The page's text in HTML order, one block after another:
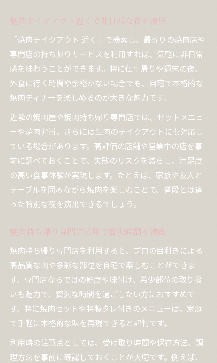
焼肉テイクアウト近くでコスパを比較する
方法
焼肉弁当テイクアウトでコスパと満足を両
立
焼肉テイクアウトで無駄なく美味しさを手
に入れる
家族や友人と過ごす焼肉テイクアウト体験
焼肉テイクアウトで家族団らんの食卓を演
出
焼肉持ち帰り専門店活用で友人との集いを
満喫
焼肉テイクアウト近くで仲間と盛り上がる
秘訣
焼肉弁当テイクアウトで笑顔あふれる団ら
焼肉テイクアウトで忘れられない思い出作
り
焼肉テイクアウト近くで非日常な夜を演出
「焼肉テイクアウト 近く」で検索し、最寄りの焼肉店や
専門店の持ち帰りサービスを利用すれば、気軽に非日常
感を味わうことができます。特に仕事帰りや週末の夜、
外食に行く時間や余裕がない場合でも、自宅で本格的な
焼肉ディナーを楽しめるのが大きな魅力です。
近隣の焼肉屋や焼肉持ち帰り専門店では、セットメニュ
ーや焼肉弁当、さらには生肉のテイクアウトにも対応し
ている場合があります。高評価の店舗や営業中の店を事
前に調べておくことで、失敗のリスクを減らし、満足度
の高い食事体験が実現します。たとえば、家族や友人と
テーブルを囲みながら焼肉を楽しむことで、普段とは違
った特別な夜を演出できるでしょう。
焼肉持ち帰り専門店活用で贅沢時間を満喫
焼肉持ち帰り専門店を利用すると、プロの目利きによる
高品質な肉や多彩な部位を自宅で楽しむことができま
す。専門店ならではの鮮度や味付け、希少部位の取り扱
いも魅力で、贅沢な時間を過ごしたい方におすすめで
す。特に焼肉セットや特製タレ付きのメニューは、家庭
で手軽に本格的な味を再現できると評判です。
利用時の注意点としては、受け取り時間や保存方法、調
理方法を事前に確認しておくことが大切です。例えば、